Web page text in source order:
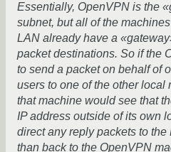
Essentially, OpenVPN is the
subnet, but all of the
LAN already have a
packet destinations. So if the
to send a packet on behalf of
users to one of the other local
that machine would see that
IP address outside of its own
direct any reply packets to
than back to the OpenVPN